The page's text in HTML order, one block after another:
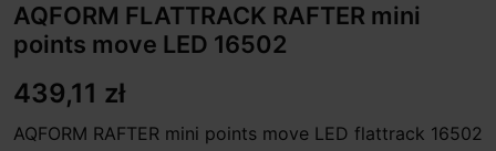
AQFORM FLATTRACK RAFTER mini
points move LED 16502
439,11 zł
AQFORM RAFTER mini points move LED flattrack 16502